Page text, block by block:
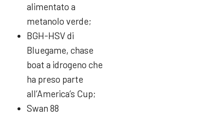
alimentato a
metanolo verde;
BGH-HSV di
Bluegame, chase
boat a idrogeno che
ha preso parte
all’America’s Cup;
Swan 88